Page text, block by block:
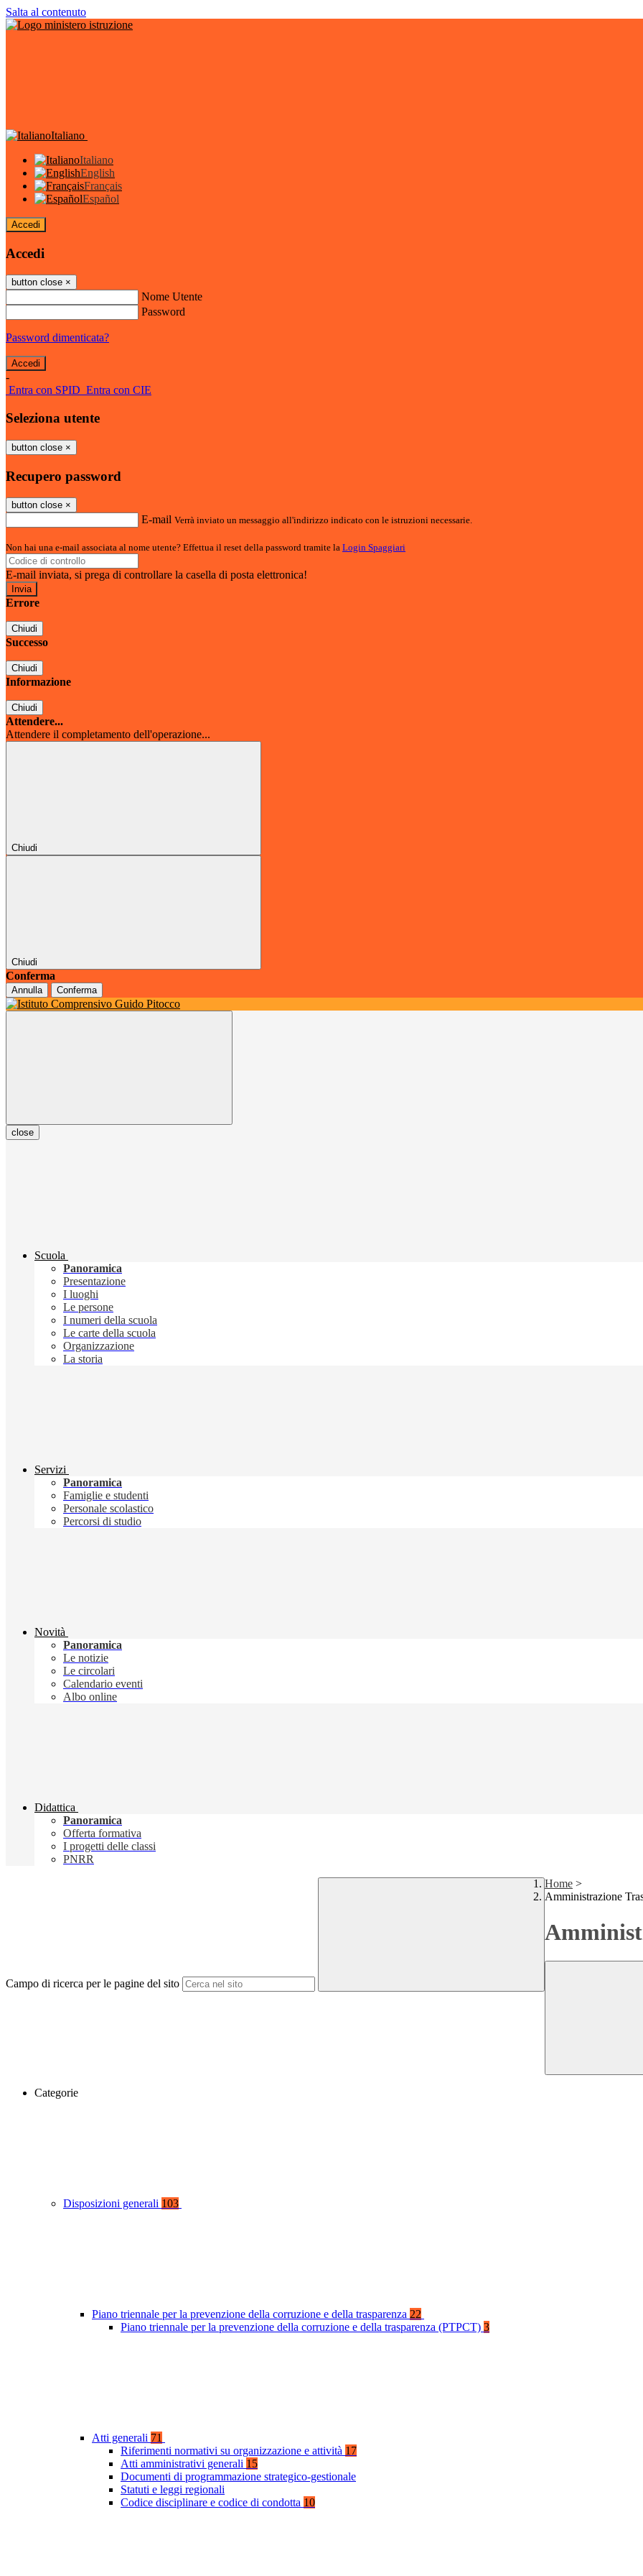
Salta al contenuto
Italiano
Italiano
English
Français
Español
Accedi
Accedi
button close ×
Nome Utente
Password
Password dimenticata?
-
Entra con SPID Entra con CIE
Seleziona utente
button close ×
Recupero password
button close ×
E-mail Verrà inviato un messaggio all'indirizzo indicato con le istruzioni necessarie.
Non hai una e-mail associata al nome utente? Effettua il reset della password tramite la Login Spaggiari
E-mail inviata, si prega di controllare la casella di posta elettronica!
Errore
Chiudi
Successo
Chiudi
Informazione
Chiudi
Attendere...
Attendere il completamento dell'operazione...
Chiudi
Chiudi
Conferma
Annulla Conferma
close
Scuola
Panoramica
Presentazione
I luoghi
Le persone
I numeri della scuola
Le carte della scuola
Organizzazione
La storia
Servizi
Panoramica
Famiglie e studenti
Personale scolastico
Percorsi di studio
Novità
Panoramica
Le notizie
Le circolari
Calendario eventi
Albo online
Didattica
Panoramica
Offerta formativa
I progetti delle classi
PNRR
Campo di ricerca per le pagine del sito
Home >
Amministrazione
Categorie
Disposizioni generali 103
Piano triennale per la prevenzione della corruzione e della trasparenza 22
Piano triennale per la prevenzione della corruzione e della trasparenza (PTPCT) 3
Atti generali 71
Riferimenti normativi su organizzazione e attività 17
Atti amministrativi generali 15
Documenti di programmazione strategico-gestionale
Statuti e leggi regionali
Codice disciplinare e codice di condotta 10